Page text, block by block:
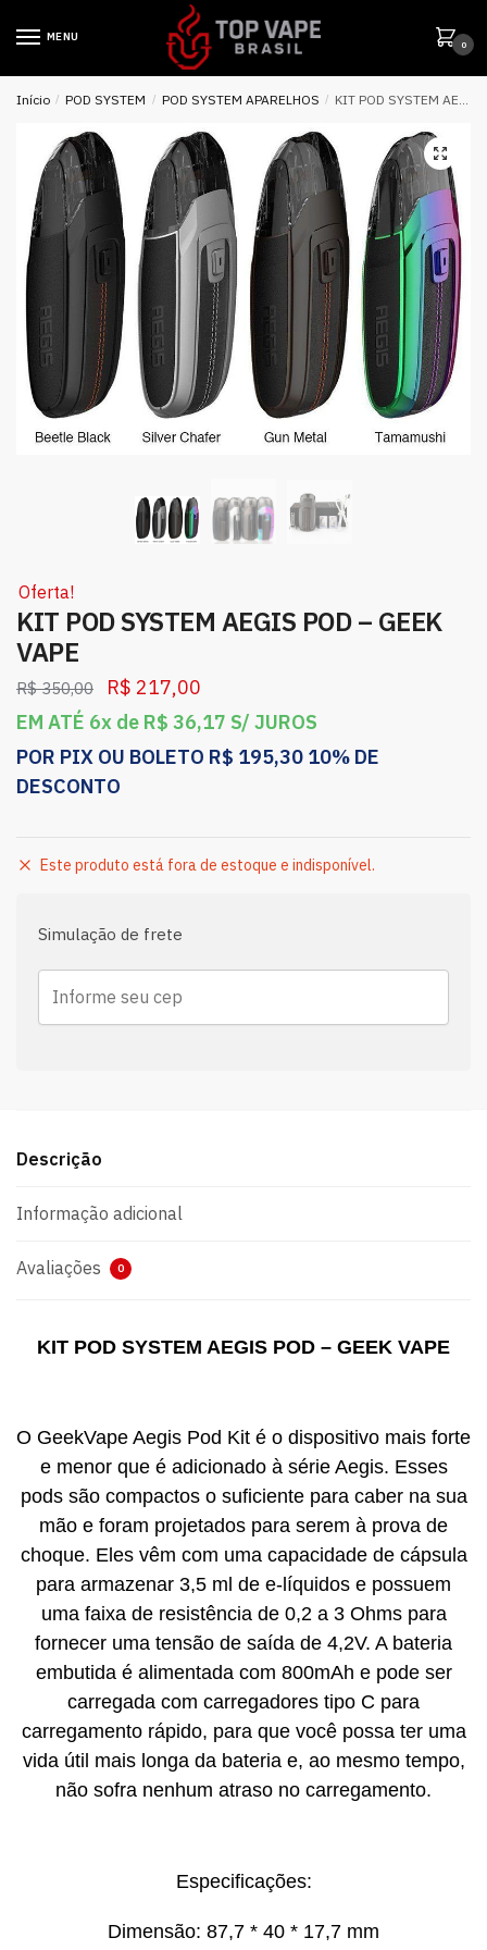
MENU
0
Início / POD SYSTEM / POD SYSTEM APARELHOS / KIT POD SYSTEM AEGIS POD – GEEK VAPE
Oferta!
KIT POD SYSTEM AEGIS POD – GEEK
VAPE
R$350,00 R$ 217,00
EM ATÉ 6x de R$ 36,17 S/ JUROS
POR PIX OU BOLETO R$ 195,30 10% DE
DESCONTO
Este produto está fora de estoque e indisponível.
Simulação de frete
Descrição
Informação adicional
Avaliações 0
KIT POD SYSTEM AEGIS POD – GEEK VAPE
O GeekVape Aegis Pod Kit é o dispositivo mais forte
e menor que é adicionado à série Aegis. Esses
pods são compactos o suficiente para caber na sua
mão e foram projetados para serem à prova de
choque. Eles vêm com uma capacidade de cápsula
para armazenar 3,5 ml de e-líquidos e possuem
uma faixa de resistência de 0,2 a 3 Ohms para
fornecer uma tensão de saída de 4,2V. A bateria
embutida é alimentada com 800mAh e pode ser
carregada com carregadores tipo C para
carregamento rápido, para que você possa ter uma
vida útil mais longa da bateria e, ao mesmo tempo,
não sofra nenhum atraso no carregamento.
Especificações:
Dimensão: 87,7 * 40 * 17,7 mm